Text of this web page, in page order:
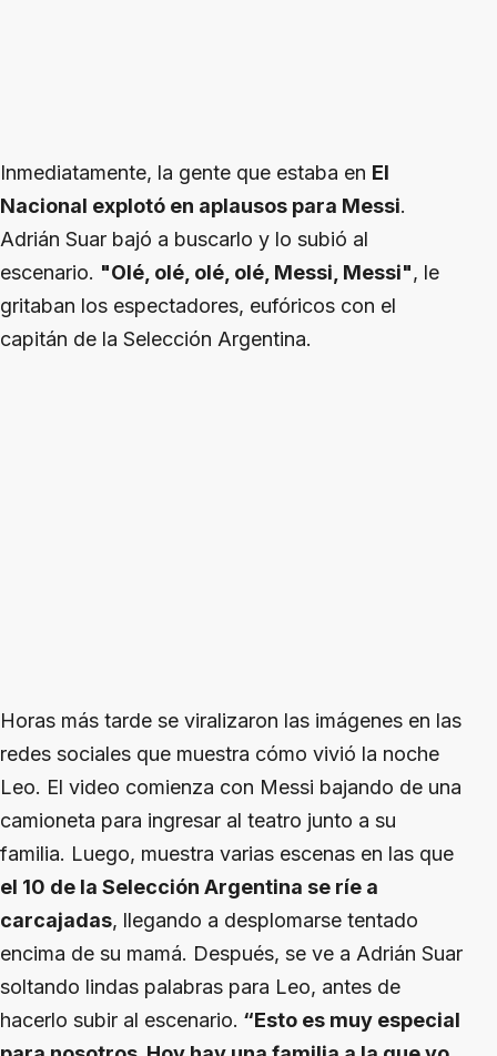
Inmediatamente, la gente que estaba en El
Nacional explotó en aplausos para Messi.
Adrián Suar bajó a buscarlo y lo subió al
escenario. "Olé, olé, olé, olé, Messi, Messi", le
gritaban los espectadores, eufóricos con el
capitán de la Selección Argentina.
Horas más tarde se viralizaron las imágenes en las
redes sociales que muestra cómo vivió la noche
Leo. El video comienza con Messi bajando de una
camioneta para ingresar al teatro junto a su
familia. Luego, muestra varias escenas en las que
el 10 de la Selección Argentina se ríe a
carcajadas, llegando a desplomarse tentado
encima de su mamá. Después, se ve a Adrián Suar
soltando lindas palabras para Leo, antes de
hacerlo subir al escenario. “Esto es muy especial